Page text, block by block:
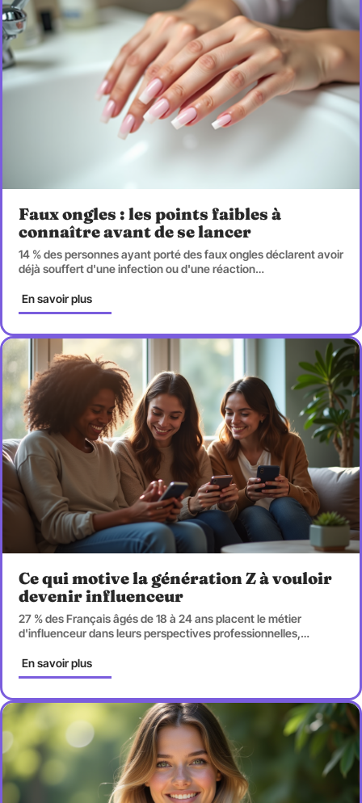
Faux ongles : les points faibles à
connaître avant de se lancer
14 % des personnes ayant porté des faux ongles déclarent avoir
déjà souffert d'une infection ou d'une réaction…
En savoir plus
Ce qui motive la génération Z à vouloir
devenir influenceur
27 % des Français âgés de 18 à 24 ans placent le métier
d'influenceur dans leurs perspectives professionnelles,…
En savoir plus